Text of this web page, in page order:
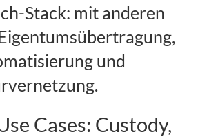
Stack: mit anderen
und
Cases: Custody,